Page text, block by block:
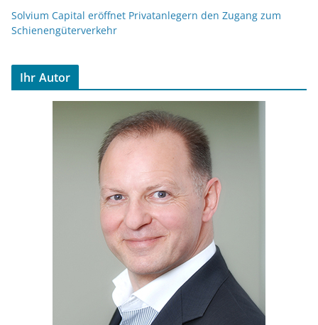
Solvium Capital eröffnet Privatanlegern den Zugang zum
Schienengüterverkehr
Ihr Autor